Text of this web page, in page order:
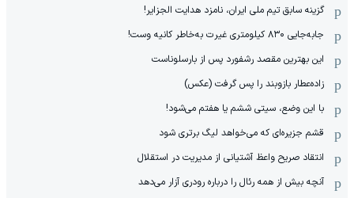
گزینه سابق تیم ملی ایران، نامزد هدایت الجزایر!
جابه‌جایی ۸۳۰ کیلومتری غیرت به‌خاطر کانیه وست!
این بهترین مقصد رشفورد پس از بارسلوناست
زاده‌عطار بازوبند را پس گرفت (عکس)
با این وضع، سیتی ششم یا هفتم می‌شود!
قشم جزیره‌ای که می‌خواهد لیگ برتری شود
انتقاد صریح واعظ آشتیانی از مدیریت در استقلال
آنچه بیش از همه رئال را درباره رودری آزار می‌دهد